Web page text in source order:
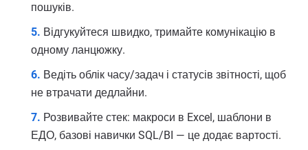
пошуків.
Відгукуйтеся швидко, тримайте комунікацію в
одному ланцюжку.
Ведіть облік часу/задач і статусів звітності, щоб
не втрачати дедлайни.
Розвивайте стек: макроси в Excel, шаблони в
ЕДО, базові навички SQL/BI — це додає вартості.